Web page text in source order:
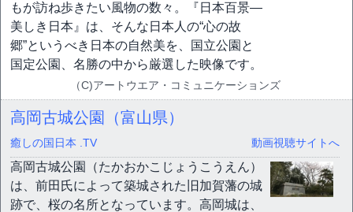
もが訪ね歩きたい風物の数々。『日本百景―
美しき日本』は、そんな日本人の“心の故
郷”というべき日本の自然美を、国立公園と
国定公園、名勝の中から厳選した映像です。
（C)アートウエア・コミュニケーションズ
高岡古城公園（富山県）
癒しの国日本 .TV 動画視聴サイトへ
高岡古城公園（たかおかこじょうこうえん）
は、前田氏によって築城された旧加賀藩の城
跡で、桜の名所となっています。高岡城は、